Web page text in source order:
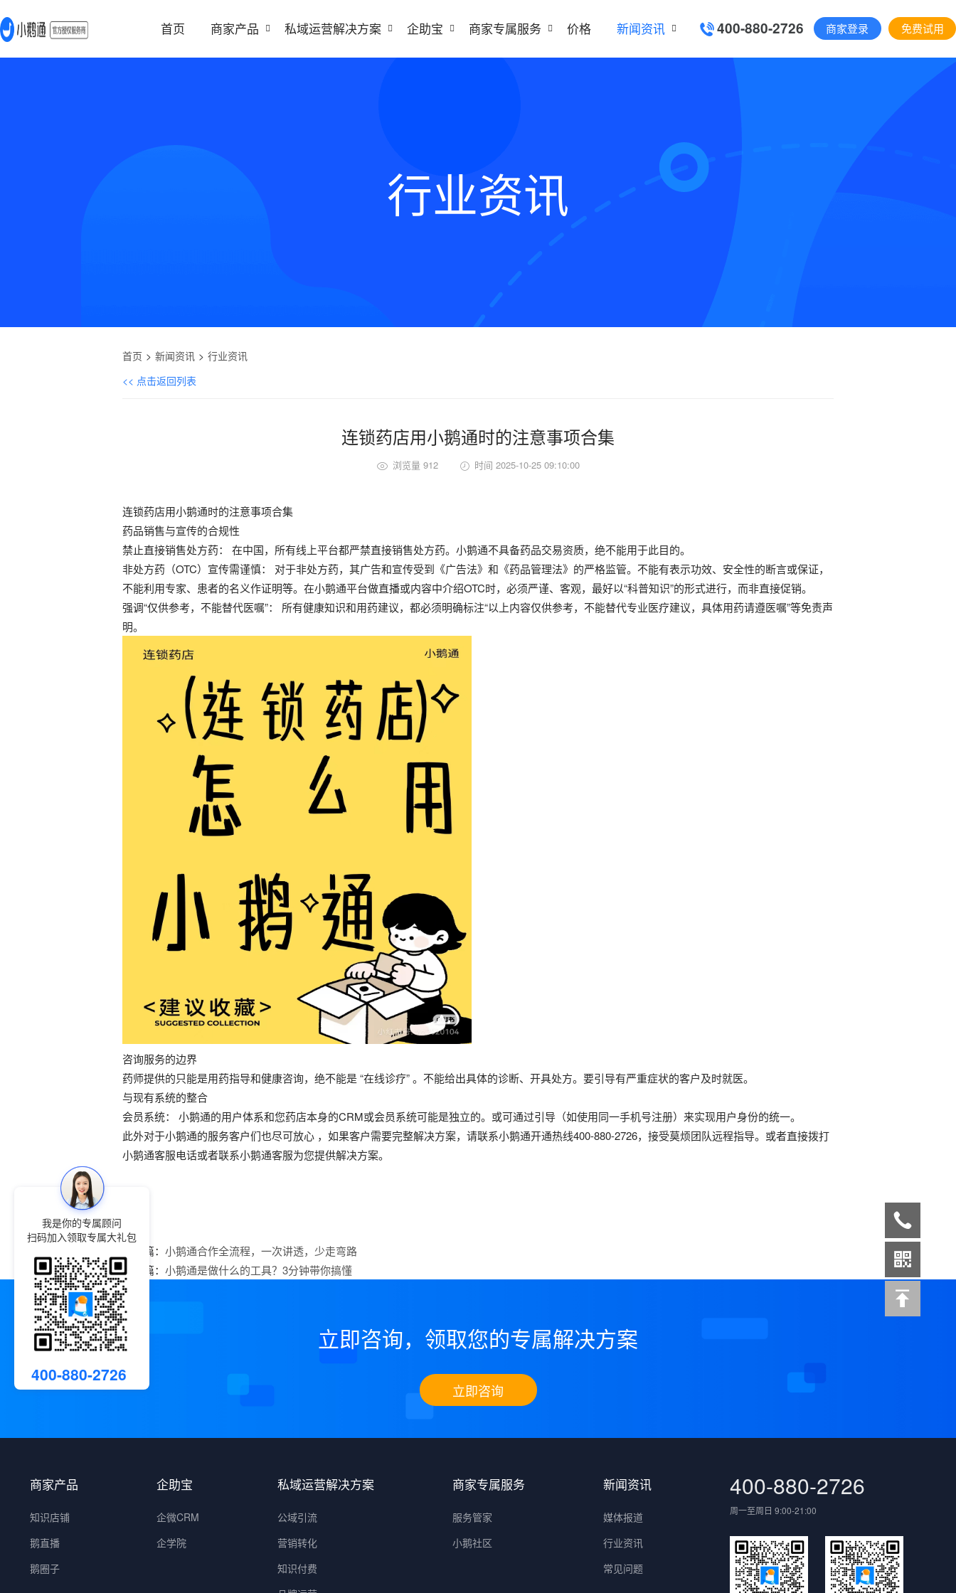
首页 商家产品 私域运营解决方案 企助宝 商家专属服务 价格 新闻资讯 400-880-2726 商家登录 免费试用
行业资讯
首页 新闻资讯
行业资讯
<< 点击返回列表
连锁药店用小鹅通时的注意事项合集
浏览量 912 时间 2025-10-25 09:10:00
连锁药店用小鹅通时的注意事项合集
药品销售与宣传的合规性
禁止直接销售处方药： 在中国，所有线上平台都严禁直接销售处方药。小鹅通不具备药品交易资质，绝不能用于此目的。
非处方药（OTC）宣传需谨慎： 对于非处方药，其广告和宣传受到《广告法》和《药品管理法》的严格监管。不能有表示功效、安全性的断言或保证，
不能利用专家、患者的名义作证明等。在小鹅通平台做直播或内容中介绍OTC时，必须严谨、客观，最好以“科普知识”的形式进行，而非直接促销。
强调“仅供参考，不能替代医嘱”： 所有健康知识和用药建议，都必须明确标注“以上内容仅供参考，不能替代专业医疗建议，具体用药请遵医嘱”等免责声
明。
咨询服务的边界
药师提供的只能是用药指导和健康咨询，绝不能是 “在线诊疗” 。不能给出具体的诊断、开具处方。要引导有严重症状的客户及时就医。
与现有系统的整合
会员系统： 小鹅通的用户体系和您药店本身的CRM或会员系统可能是独立的。或可通过引导（如使用同一手机号注册）来实现用户身份的统一。
此外对于小鹅通的服务客户们也尽可放心 ，如果客户需要完整解决方案，请联系小鹅通开通热线400-880-2726，接受莫烦团队远程指导。或者直接拨打
小鹅通客服电话或者联系小鹅通客服为您提供解决方案。
上一篇： 小鹅通合作全流程，一次讲透，少走弯路
下一篇： 小鹅通是做什么的工具？3分钟带你搞懂
立即咨询，领取您的专属解决方案
立即咨询
商家产品
知识店铺
鹅直播
鹅圈子
企助宝
企微CRM
企学院
私域运营解决方案
公域引流
营销转化
知识付费
商家专属服务
服务管家
小鹅社区
新闻资讯
媒体报道
行业资讯
常见问题
400-880-2726
周一至周日 9:00-21:00
我是你的专属顾问
扫码加入领取专属大礼包
400-880-2726